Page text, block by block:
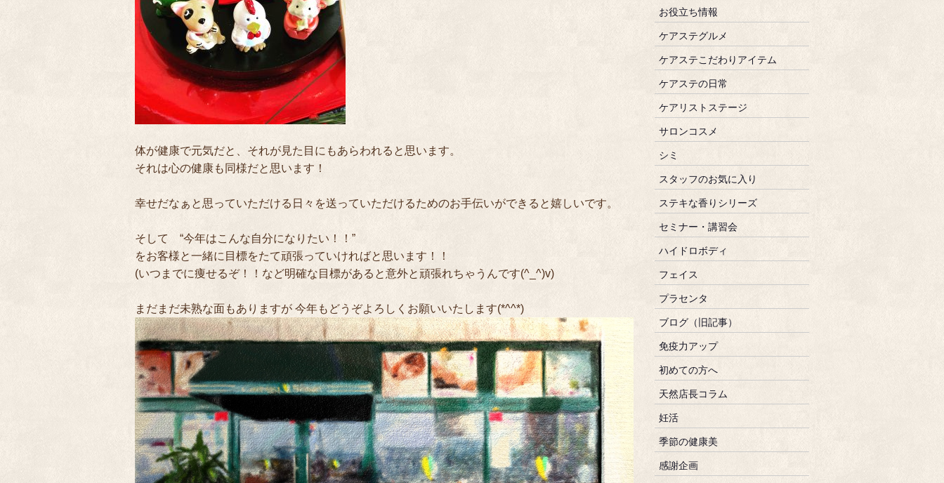
体が健康で元気だと、それが見た目にもあらわれると思います。
それは心の健康も同様だと思います！
幸せだなぁと思っていただける日々を送っていただけるためのお手伝いができると嬉しいです。
そして “今年はこんな自分になりたい！！”
をお客様と一緒に目標をたて頑張っていければと思います！！
(いつまでに痩せるぞ！！など明確な目標があると意外と頑張れちゃうんです(^_^)v)
まだまだ未熟な面もありますが 今年もどうぞよろしくお願いいたします(*^^*)
お役立ち情報
ケアステグルメ
ケアステこだわりアイテム
ケアステの日常
ケアリストステージ
サロンコスメ
シミ
スタッフのお気に入り
ステキな香りシリーズ
セミナー・講習会
ハイドロボディ
フェイス
プラセンタ
ブログ（旧記事）
免疫力アップ
初めての方へ
天然店長コラム
妊活
季節の健康美
感謝企画